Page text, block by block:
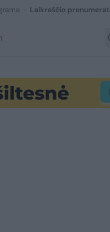
Laikraščio